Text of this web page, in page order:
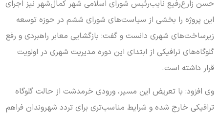
حسن زارع‌رفیع نایب‌رئیس شورای اسلامی شهر کمال‌شهر نیز اجرای
این پروژه را بخشی از سیاست‌های شورای ششم در حوزه توسعه
زیرساخت‌های شهری دانست و گفت: بازگشایی معابر راهبردی و رفع
گلوگاه‌های ترافیکی از ابتدای این دوره مدیریت شهری در اولویت
قرار داشته است.
وی افزود: با تعریض این مسیر، ورودی خرمدشت از حالت گلوگاه
ترافیکی خارج شده و شرایط مناسب‌تری برای تردد شهروندان فراهم